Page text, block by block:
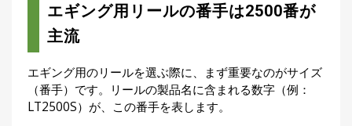
エギング用リールの番手は2500番が
主流
エギング用のリールを選ぶ際に、まず重要なのがサイズ
（番手）です。リールの製品名に含まれる数字（例：
LT2500S）が、この番手を表します。
🐟 Basser
（バ
ス釣り）